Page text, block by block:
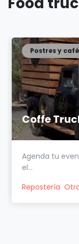
Coffe
Postres y café
Agenda tu
el...
Repostería